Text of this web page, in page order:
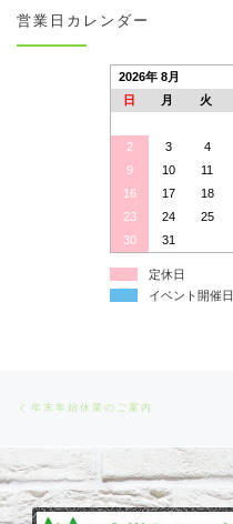
営業日カレンダー
2026年 8月
日 月 火
2
3 4
9
10 11
16
17 18
23
24 25
30
31
定休日
イベント開催日
Post
navigation
Previous
年末年始休業のご案内